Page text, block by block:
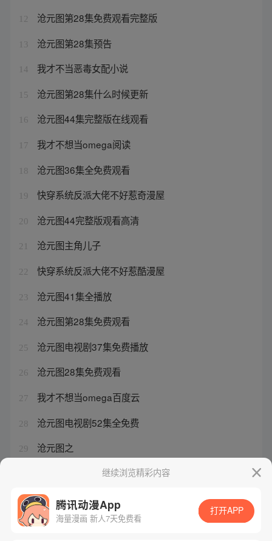
12 沧元图第28集免费观看完整版
13 沧元图第28集预告
14 我才不当恶毒女配小说
15 沧元图第28集什么时候更新
16 沧元图44集完整版在线观看
17 我才不想当omega阅读
18 沧元图36集全免费观看
19 快穿系统反派大佬不好惹奇漫屋
20 沧元图44完整版观看高清
21 沧元图主角儿子
22 快穿系统反派大佬不好惹酷漫屋
23 沧元图41集全播放
24 沧元图第28集免费观看
25 沧元图电视剧37集免费播放
26 沧元图28集免费观看
27 我才不想当omega百度云
28 沧元图电视剧52集全免费
29 沧元图之
沧元图44集预告解析继续浏览精彩内容
腾讯动漫App
海量漫画 新人7天免费看
打开APP